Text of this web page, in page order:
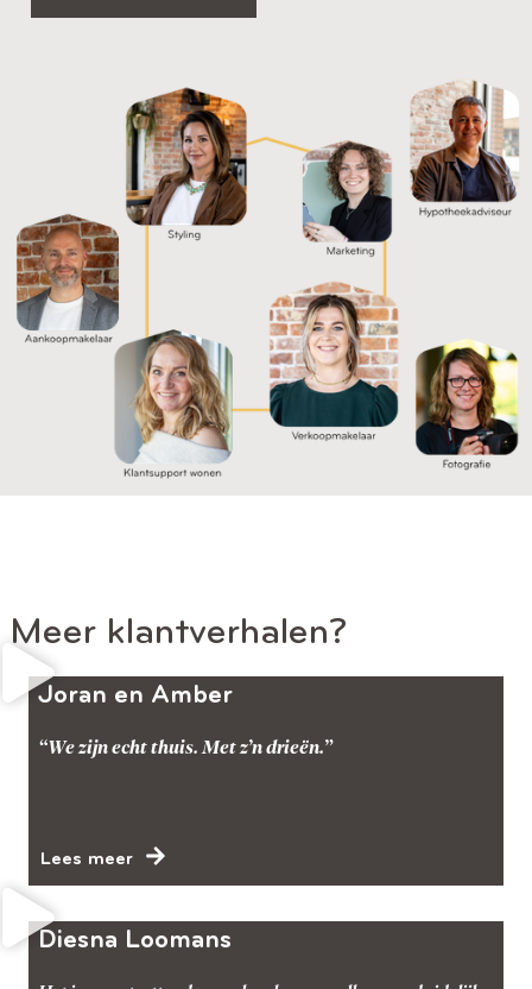
Meer klantverhalen?
Joran en Amber
“We zijn echt thuis. Met z’n drieën.”
Lees meer
Diesna Loomans